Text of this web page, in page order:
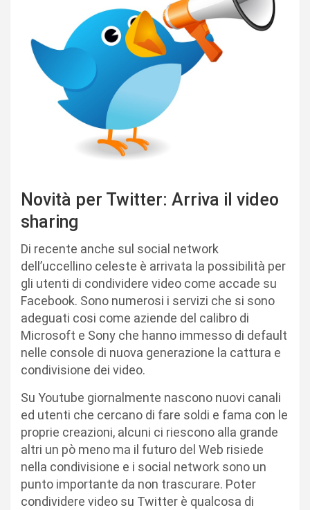
Novità per Twitter: Arriva il video
sharing
Di recente anche sul social network
dell’uccellino celeste è arrivata la possibilità per
gli utenti di condividere video come accade su
Facebook. Sono numerosi i servizi che si sono
adeguati cosi come aziende del calibro di
Microsoft e Sony che hanno immesso di default
nelle console di nuova generazione la cattura e
condivisione dei video.
Su Youtube giornalmente nascono nuovi canali
ed utenti che cercano di fare soldi e fama con le
proprie creazioni, alcuni ci riescono alla grande
altri un pò meno ma il futuro del Web risiede
nella condivisione e i social network sono un
punto importante da non trascurare. Poter
condividere video su Twitter è qualcosa di